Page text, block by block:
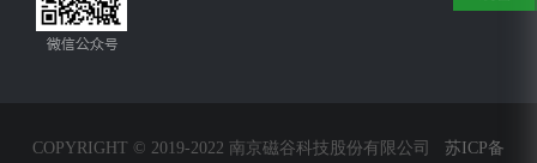
COPYRIGHT © 2019-2022 南京磁谷科技股份有限公司 苏ICP备